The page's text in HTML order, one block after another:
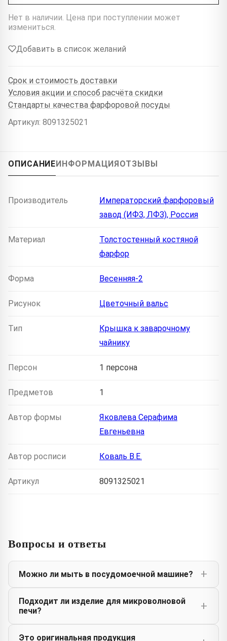
Нет в наличии. Цена при поступлении может
измениться.
Добавить в список желаний
Срок и стоимость доставки
Условия акции и способ расчёта скидки
Стандарты качества фарфоровой посуды
Артикул: 8091325021
ОПИСАНИЕИНФОРМАЦИЯОТЗЫВЫ
Производитель
Императорский фарфоровый
завод (ИФЗ, ЛФЗ), Россия
Материал
Толстостенный костяной
фарфор
Форма Весенняя-2
Рисунок Цветочный вальс
Тип
Крышка к заварочному
чайнику
Персон 1 персона
Предметов 1
Автор формы
Яковлева Серафима
Евгеньевна
Автор росписи Коваль В.Е.
Артикул 8091325021
Вопросы и ответы
Можно ли мыть в посудомоечной машине?
Подходит ли изделие для микроволновой
печи?
Это оригинальная продукция